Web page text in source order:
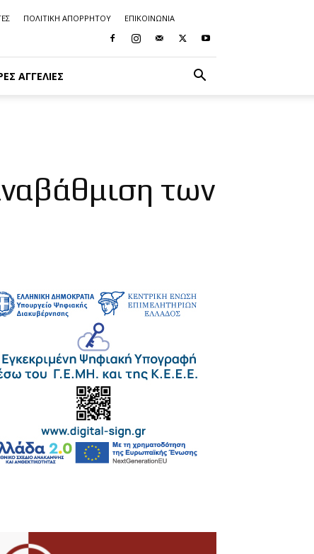
ΠΟΛΙΤΙΚΗ ΑΠΟΡΡΗΤΟΥ ΕΠΙΚΟΙΝΩΝΙΑ
ΑΓΓΕΛΊΕΣ
των